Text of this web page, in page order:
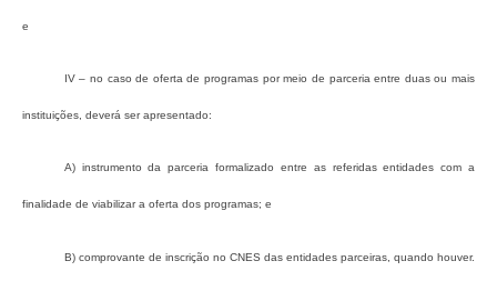
e
IV – no caso de oferta de programas por meio de parceria entre duas ou mais
instituições, deverá ser apresentado:
a) instrumento da parceria formalizado entre as referidas entidades com a
finalidade de viabilizar a oferta dos programas; e
b) comprovante de inscrição no CNES das entidades parceiras, quando houver.